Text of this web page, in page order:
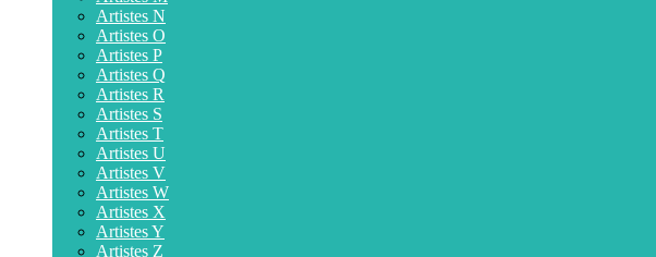
Artistes N
Artistes O
Artistes P
Artistes Q
Artistes R
Artistes S
Artistes T
Artistes U
Artistes V
Artistes W
Artistes X
Artistes Y
Artistes Z